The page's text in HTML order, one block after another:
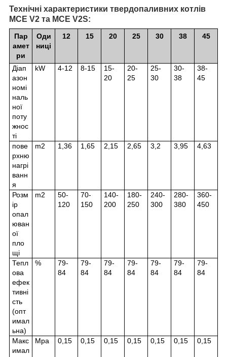
Технічні характеристики твердопаливних котлів
MCE V2 та MCE V2S:
Пар
амет
ри
Оди
ниці
12 15 20 25 30 38 45
Діап
азон
номі
наль
ної
поту
жнос
ті
kW 4-12 8-15
15-
20
20-
25
25-
30
30-
38
38-
45
пове
рхню
нагрі
ванн
я
m2 1,36 1,65 2,15 2,65 3,2 3,95 4,63
Розм
ір
опал
юван
ої
пло
щі
m2
50-
120
70-
150
140-
200
180-
250
240-
300
280-
380
360-
450
Тепл
ова
ефек
тивні
сть
(опт
имал
ьна)
%
79-
84
79-
84
79-
84
79-
84
79-
84
79-
84
79-
84
Макс
имал
Mpa 0,15 0,15 0,15 0,15 0,15 0,15 0,15